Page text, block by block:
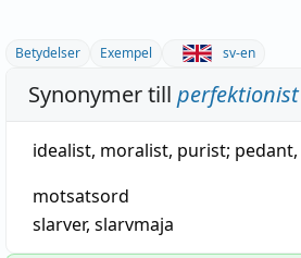
Betydelser Exempel sv-en
Synonymer till perfektionist
idealist, moralist, purist; pedant,
motsatsord
slarver, slarvmaja